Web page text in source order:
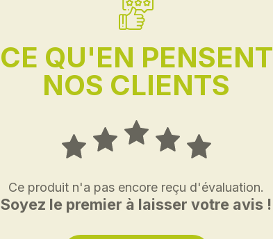
CE QU'EN PENSENT
NOS CLIENTS
Ce produit n'a pas encore reçu d'évaluation.
Soyez le premier à laisser votre avis !